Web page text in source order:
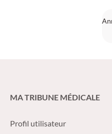
MA TRIBUNE MÉDICALE
Profil utilisateur